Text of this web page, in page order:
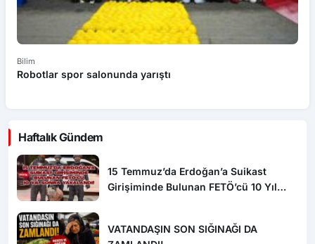
Bilim
Robotlar spor salonunda yarıştı
Haftalık Gündem
15 Temmuz’da Erdoğan’a Suikast
Girişiminde Bulunan FETÖ’cü 10 Yıl
VATANDAŞIN SON SIĞINAĞI DA